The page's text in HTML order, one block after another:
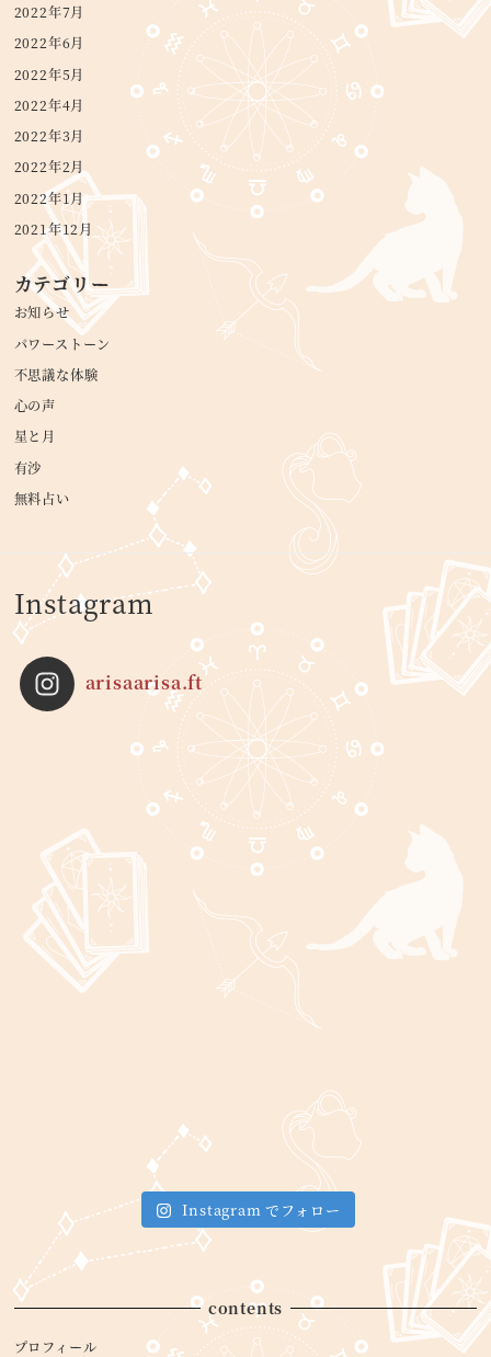
2022年7月
2022年6月
2022年5月
2022年4月
2022年3月
2022年2月
2022年1月
2021年12月
カテゴリー
お知らせ
パワーストーン
不思議な体験
心の声
星と月
有沙
無料占い
Instagram
arisaarisa.ft
Instagram でフォロー
contents
プロフィール